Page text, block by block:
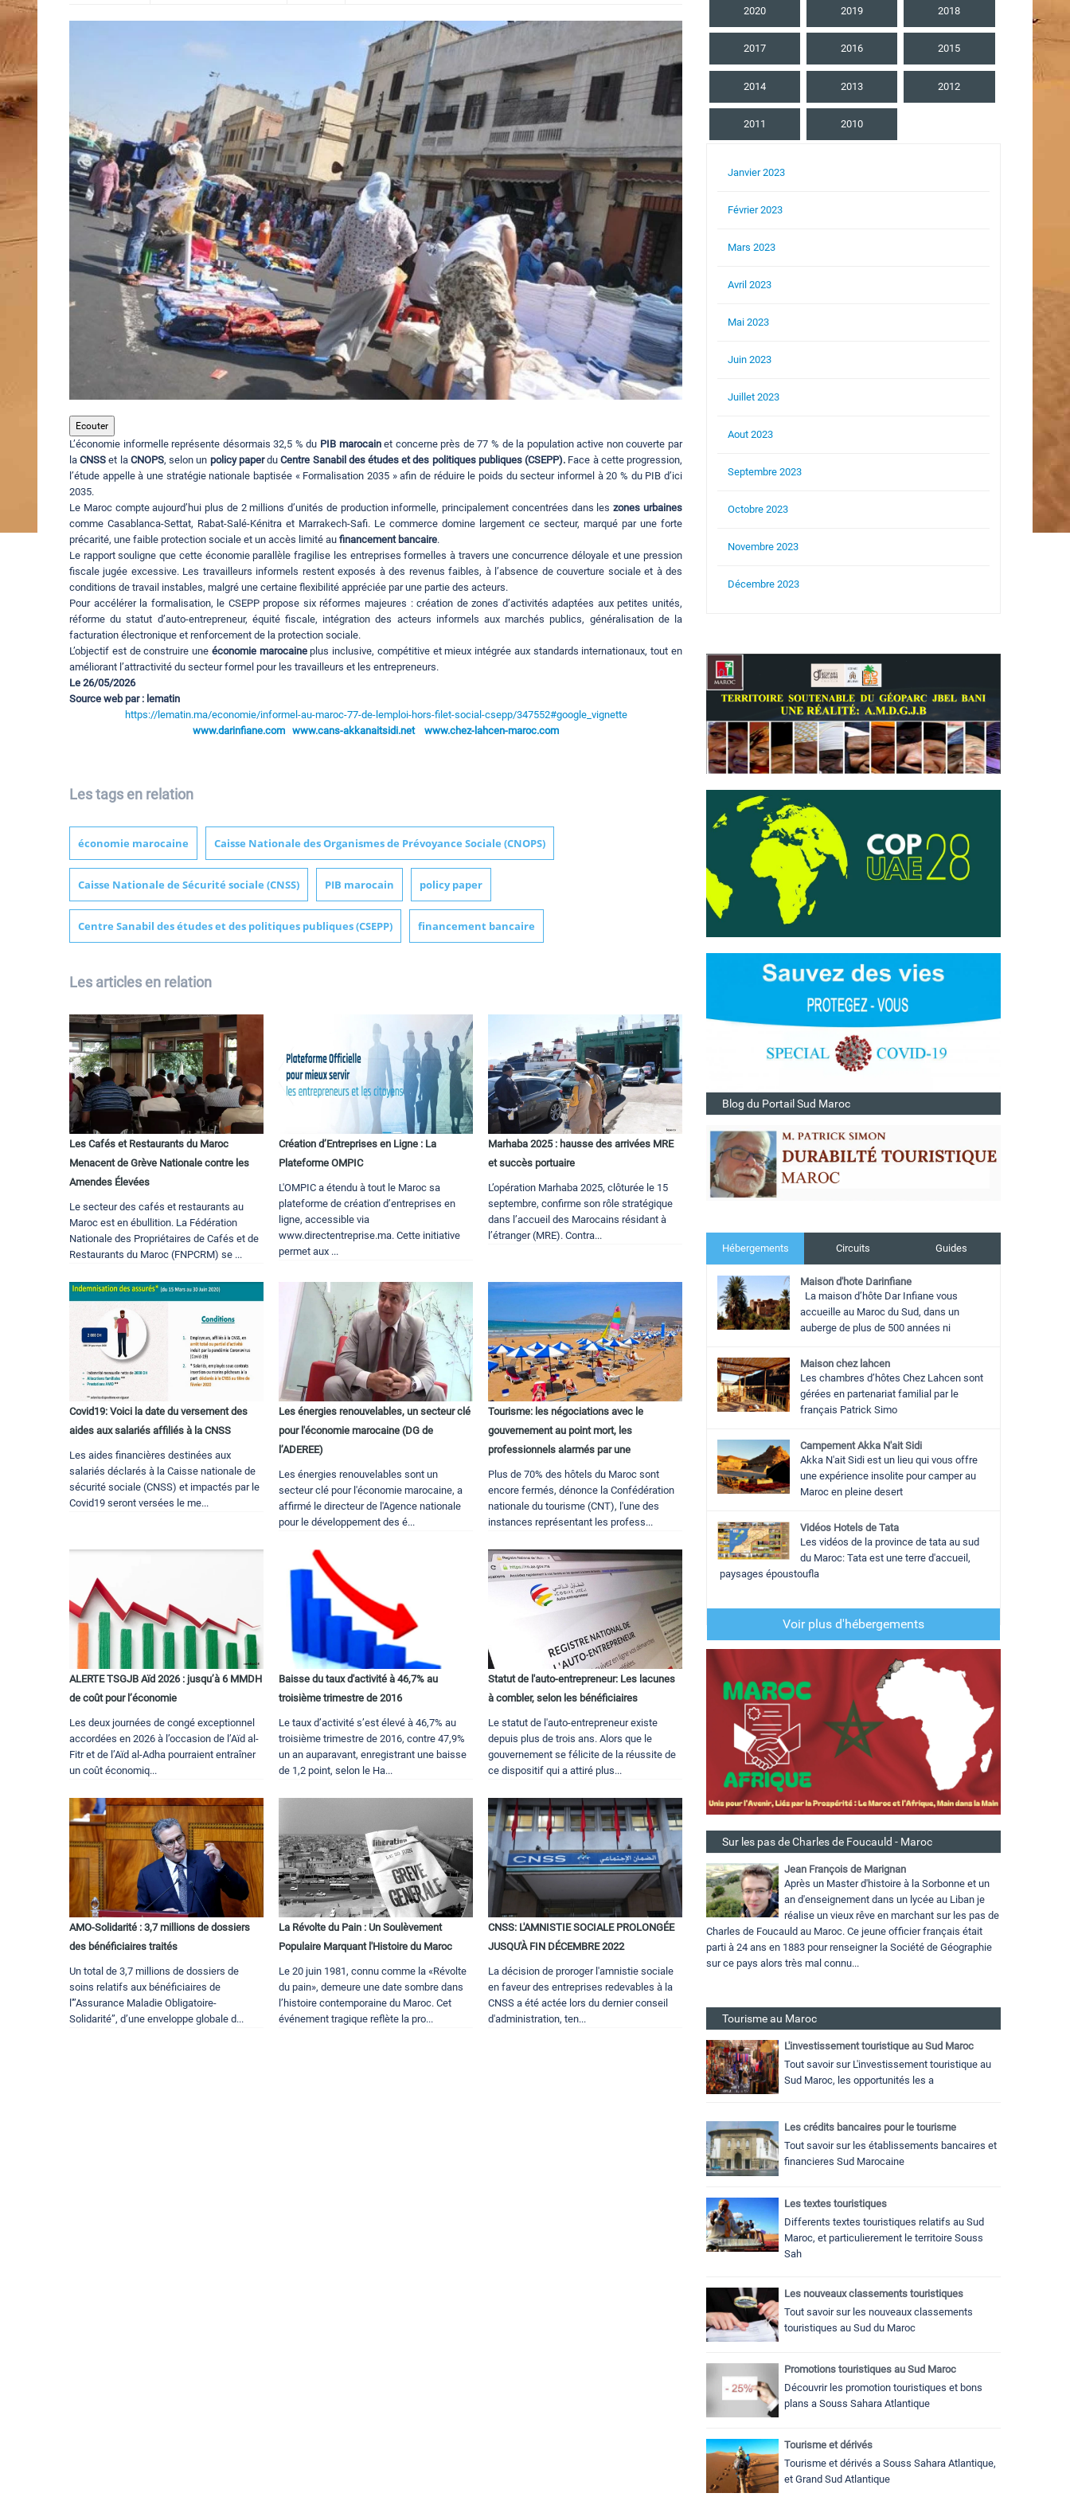
Ecouter
L’économie informelle représente désormais 32,5 % du PIB marocainet concerne près de 77 % de la population active non couverte par
laCNSS et la CNOPS, selon un policy paperduCentre Sanabil des études et des politiques publiques (CSEPP). Face à cette progression,
l’étude appelle à une stratégie nationale baptisée « Formalisation 2035 » afin de réduire le poids du secteur informel à 20 % du PIB d’ici
2035.
Le Maroc compte aujourd’hui plus de 2 millions d’unités de production informelle, principalement concentrées dans leszones urbaines
comme Casablanca-Settat, Rabat-Salé-Kénitra et Marrakech-Safi. Le commerce domine largement ce secteur, marqué par une forte
précarité, une faible protection sociale et un accès limité au financement bancaire.
Le rapport souligne que cette économie parallèle fragilise les entreprises formelles à travers une concurrence déloyale et une pression
fiscale jugée excessive. Les travailleurs informels restent exposés à des revenus faibles, à l’absence de couverture sociale et à des
conditions de travail instables, malgré une certaine flexibilité appréciée par une partie des acteurs.
Pour accélérer la formalisation, le CSEPP propose six réformes majeures : création de zones d’activités adaptées aux petites unités,
réforme du statut d’auto-entrepreneur, équité fiscale, intégration des acteurs informels aux marchés publics, généralisation de la
facturation électronique et renforcement de la protection sociale.
L’objectif est de construire une économie marocaineplus inclusive, compétitive et mieux intégrée aux standards internationaux, tout en
améliorant l’attractivité du secteur formel pour les travailleurs et les entrepreneurs.
Le 26/05/2026
Source web par : lematin
https://lematin.ma/economie/informel-au-maroc-77-de-lemploi-hors-filet-social-csepp/347552#google_vignette
www.darinfiane.com www.cans-akkanaitsidi.net www.chez-lahcen-maroc.com
Les tags en relation
économie marocaine Caisse Nationale des Organismes de Prévoyance Sociale (CNOPS)
Caisse Nationale de Sécurité sociale (CNSS) PIB marocain policy paper
Centre Sanabil des études et des politiques publiques (CSEPP) financement bancaire
Les articles en relation
Les Cafés et Restaurants du Maroc
Menacent de Grève Nationale contre les
Amendes Élevées
Le secteur des cafés et restaurants au
Maroc est en ébullition. La Fédération
Nationale des Propriétaires de Cafés et de
Restaurants du Maroc (FNPCRM) se ...
Création d’Entreprises en Ligne : La
Plateforme OMPIC
L'OMPIC a étendu à tout le Maroc sa
plateforme de création d’entreprises en
ligne, accessible via
www.directentreprise.ma. Cette initiative
permet aux ...
Marhaba 2025 : hausse des arrivées MRE
et succès portuaire
L’opération Marhaba 2025, clôturée le 15
septembre, confirme son rôle stratégique
dans l’accueil des Marocains résidant à
l’étranger (MRE). Contra...
Covid19: Voici la date du versement des
aides aux salariés affiliés à la CNSS
Les aides financières destinées aux
salariés déclarés à la Caisse nationale de
sécurité sociale (CNSS) et impactés par le
Covid19 seront versées le me...
Les énergies renouvelables, un secteur clé
pour l'économie marocaine (DG de
l’ADEREE)
Les énergies renouvelables sont un
secteur clé pour l'économie marocaine, a
affirmé le directeur de l'Agence nationale
pour le développement des é...
Tourisme: les négociations avec le
gouvernement au point mort, les
professionnels alarmés par une
Plus de 70% des hôtels du Maroc sont
encore fermés, dénonce la Confédération
nationale du tourisme (CNT), l'une des
instances représentant les profess...
ALERTE TSGJB Aïd 2026 : jusqu’à 6 MMDH
de coût pour l’économie
Les deux journées de congé exceptionnel
accordées en 2026 à l’occasion de l’Aïd al-
Fitr et de l’Aïd al-Adha pourraient entraîner
un coût économiq...
Baisse du taux d'activité à 46,7% au
troisième trimestre de 2016
Le taux d’activité s’est élevé à 46,7% au
troisième trimestre de 2016, contre 47,9%
un an auparavant, enregistrant une baisse
de 1,2 point, selon le Ha...
Statut de l'auto-entrepreneur: Les lacunes
à combler, selon les bénéficiaires
Le statut de l'auto-entrepreneur existe
depuis plus de trois ans. Alors que le
gouvernement se félicite de la réussite de
ce dispositif qui a attiré plus...
AMO-Solidarité : 3,7 millions de dossiers
des bénéficiaires traités
Un total de 3,7 millions de dossiers de
soins relatifs aux bénéficiaires de
l'”Assurance Maladie Obligatoire-
Solidarité”, d’une enveloppe globale d...
La Révolte du Pain : Un Soulèvement
Populaire Marquant l'Histoire du Maroc
Le 20 juin 1981, connu comme la «Révolte
du pain», demeure une date sombre dans
l’histoire contemporaine du Maroc. Cet
événement tragique reflète la pro...
CNSS: L'AMNISTIE SOCIALE PROLONGÉE
JUSQU'À FIN DÉCEMBRE 2022
La décision de proroger l'amnistie sociale
en faveur des entreprises redevables à la
CNSS a été actée lors du dernier conseil
d'administration, ten...
2020 2019 2018
2017 2016 2015
2014 2013 2012
2011 2010
Janvier 2023
Février 2023
Mars 2023
Avril 2023
Mai 2023
Juin 2023
Juillet 2023
Aout 2023
Septembre 2023
Octobre 2023
Novembre 2023
Décembre 2023
Blog du Portail Sud Maroc
Hébergements Circuits Guides
Maison d'hote Darinfiane
La maison d’hôte Dar Infiane vous
accueille au Maroc du Sud, dans un
auberge de plus de 500 années ni
Maison chez lahcen
Les chambres d’hôtes Chez Lahcen sont
gérées en partenariat familial par le
français Patrick Simo
Campement Akka N'ait Sidi
Akka N'ait Sidi est un lieu qui vous offre
une expérience insolite pour camper au
Maroc en pleine desert
Vidéos Hotels de Tata
Les vidéos de la province de tata au sud
du Maroc: Tata est une terre d'accueil,
paysages époustoufla
Voir plus d'hébergements
Sur les pas de Charles de Foucauld - Maroc
Jean François de Marignan
Après un Master d'histoire à la Sorbonne et un
an d'enseignement dans un lycée au Liban je
réalise un vieux rêve en marchant sur les pas de
Charles de Foucauld au Maroc. Ce jeune officier français était
parti à 24 ans en 1883 pour renseigner la Société de Géographie
sur ce pays alors très mal connu...
Tourisme au Maroc
L'investissement touristique au Sud Maroc
Tout savoir sur L'investissement touristique au
Sud Maroc, les opportunités les a
Les crédits bancaires pour le tourisme
Tout savoir sur les établissements bancaires et
financieres Sud Marocaine
Les textes touristiques
Differents textes touristiques relatifs au Sud
Maroc, et particulierement le territoire Souss
Sah
Les nouveaux classements touristiques
Tout savoir sur les nouveaux classements
touristiques au Sud du Maroc
Promotions touristiques au Sud Maroc
Découvrir les promotion touristiques et bons
plans a Souss Sahara Atlantique
Tourisme et dérivés
Tourisme et dérivés a Souss Sahara Atlantique,
et Grand Sud Atlantique